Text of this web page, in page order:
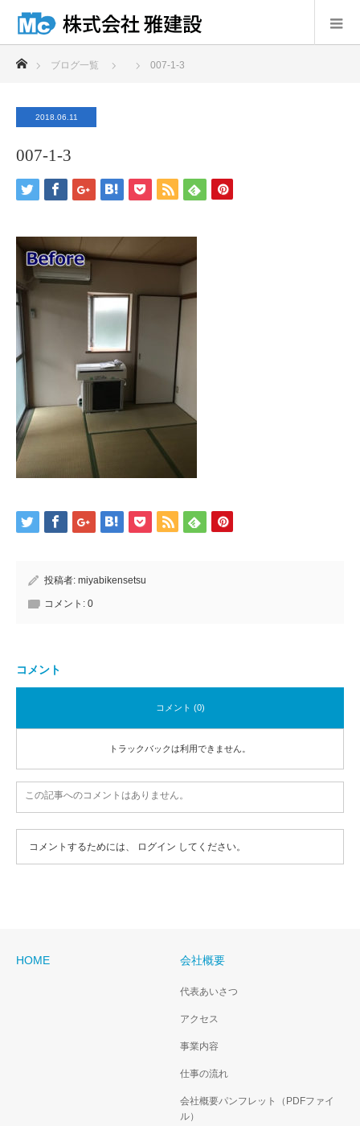
ブログ一覧 007-1-3
2018.06.11
007-1-3
投稿者: miyabikensetsu
コメント: 0
コメント
コメント (0)
トラックバックは利用できません。
この記事へのコメントはありません。
コメントするためには、 ログイン してください。
HOME 会社概要
代表あいさつ
アクセス
事業内容
仕事の流れ
会社概要パンフレット（PDFファイ
ル）